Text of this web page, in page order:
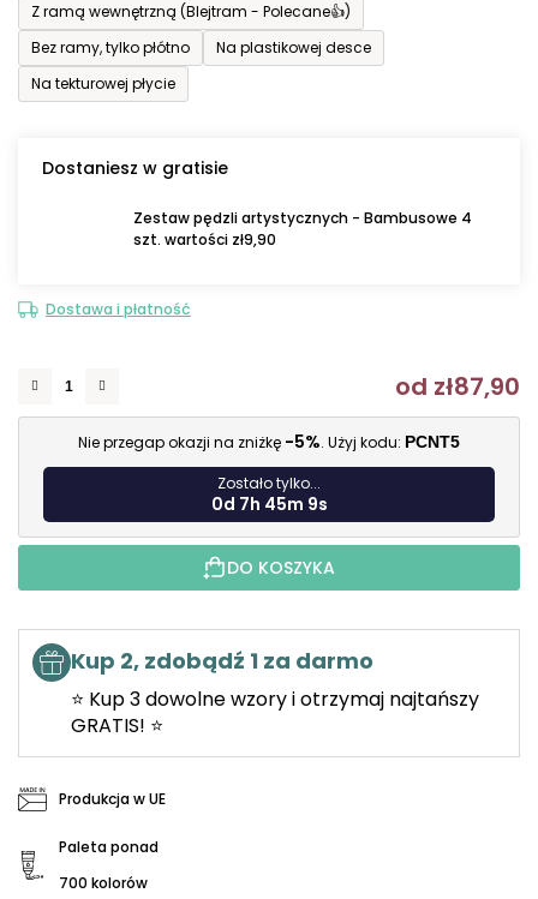
Z ramą wewnętrzną (Blejtram - Polecane👍)
Bez ramy, tylko płótno
Na plastikowej desce
Na tekturowej płycie
Dostaniesz w gratisie
Zestaw pędzli artystycznych - Bambusowe 4
szt. wartości zł9,90
Dostawa i płatność
od zł87,90
Nie przegap okazji na zniżkę -5%. Użyj kodu: PCNT5
Zostało tylko...
0d 7h 45m 8s
DO KOSZYKA
Kup 2, zdobądź 1 za darmo
⭐ Kup 3 dowolne wzory i otrzymaj najtańszy
GRATIS! ⭐
Produkcja w UE
Paleta ponad
700 kolorów